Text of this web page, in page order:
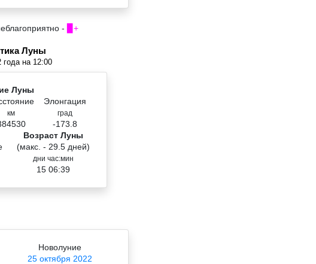
- ▉+
Луны
года на 12:00
Луны
км
Элонгация
град
-173.8
Возраст Луны
(макс. - 29.5 дней)
дни час:мин
15 06:39
Новолуние
25 октября 2022